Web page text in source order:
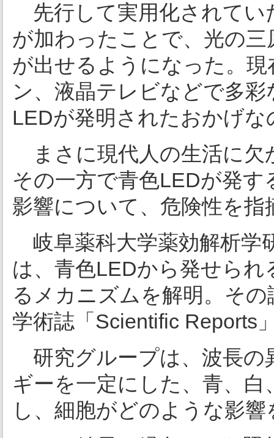
先行して実用化されてい
が加わったことで、光の
が出せるようになった。
ン、液晶テレビなどで多
LEDが発明されたおかげな
まさに現代人の生活に欠
その一方で青色LEDが発
影響について、危険性を
岐阜薬科大学薬効解析学
は、青色LEDから発せら
るメカニズムを解明。そ
学術誌「Scientific Reports
研究グループは、波長の
ギーを一定にした、青、
し、細胞がどのような影